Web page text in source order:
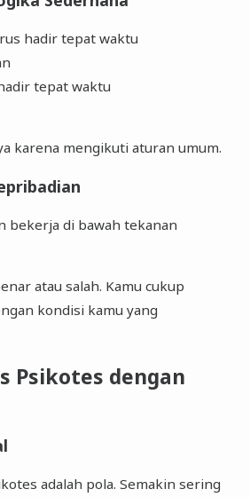
hadir tepat waktu
tepat waktu
karena mengikuti aturan umum.
bekerja di bawah tekanan
atau salah. Kamu cukup
kondisi kamu yang
Psikotes dengan
adalah pola. Semakin sering